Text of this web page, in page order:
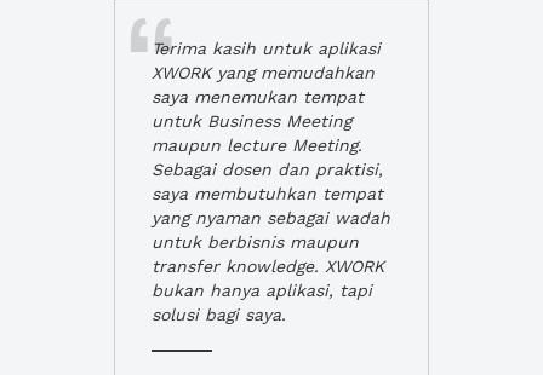
Terima kasih untuk aplikasi
XWORK yang memudahkan
saya menemukan tempat
untuk Business Meeting
maupun lecture Meeting.
Sebagai dosen dan praktisi,
saya membutuhkan tempat
yang nyaman sebagai wadah
untuk berbisnis maupun
transfer knowledge. XWORK
bukan hanya aplikasi, tapi
solusi bagi saya.